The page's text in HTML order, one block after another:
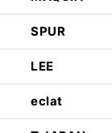
SPUR
LEE
eclat